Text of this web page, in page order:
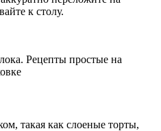
к столу.
такая как слоеные торты,